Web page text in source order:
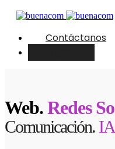
Contáctanos
Web.Redes
Comunicación.